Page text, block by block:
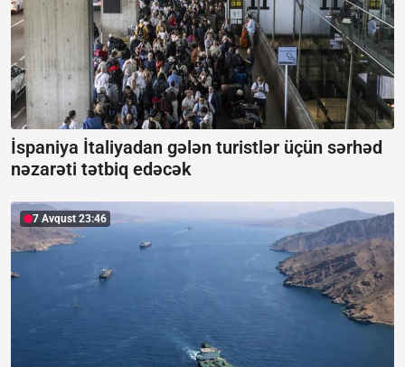
İspaniya İtaliyadan gələn turistlər üçün sərhəd
nəzarəti tətbiq edəcək
7 Avqust 23:46